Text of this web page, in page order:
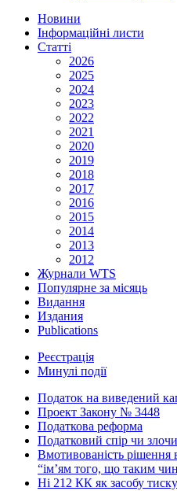
Новини
Інформаційні листи
Статті
2026
2025
2024
2023
2022
2021
2020
2019
2018
2017
2016
2015
2014
2013
2012
Журнали WTS
Популярне за місяць
Видання
Издания
Publications
Реєстрація
Минулі події
Податок на виведений
Проект Закону № 3448
Податкова реформа
Податковий спір чи
Вмотивованість рішення
“ім’ям того, що таким
Ні 212 КК як засобу